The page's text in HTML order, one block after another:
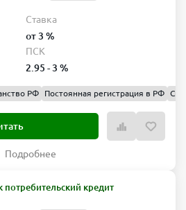
Ставка
от 3 %
ПСК
2.95 - 3 %
РФ Постоянная регистрация в РФ
Подробнее
потребительский кредит